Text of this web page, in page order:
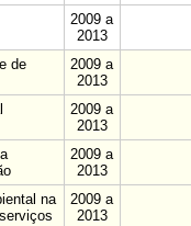
2009 a
2013
de
2009 a
2013
2009 a
2013
2009 a
2013
na
2009 a
2013